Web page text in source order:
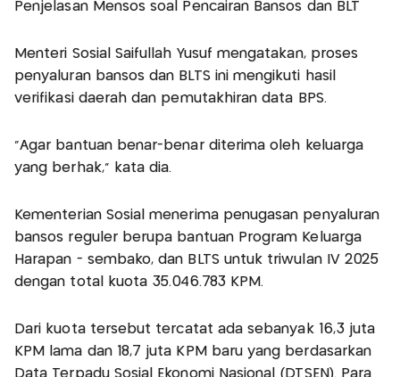
Penjelasan Mensos soal Pencairan Bansos dan BLT
Menteri Sosial Saifullah Yusuf mengatakan, proses
penyaluran bansos dan BLTS ini mengikuti hasil
verifikasi daerah dan pemutakhiran data BPS.
"Agar bantuan benar-benar diterima oleh keluarga
yang berhak," kata dia.
Kementerian Sosial menerima penugasan penyaluran
bansos reguler berupa bantuan Program Keluarga
Harapan - sembako, dan BLTS untuk triwulan IV 2025
dengan total kuota 35.046.783 KPM.
Dari kuota tersebut tercatat ada sebanyak 16,3 juta
KPM lama dan 18,7 juta KPM baru yang berdasarkan
Data Terpadu Sosial Ekonomi Nasional (DTSEN). Para